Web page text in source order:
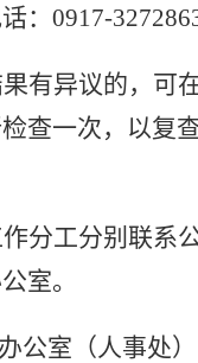
： 0917-
有异议的，可
查一次，以复
分工分别联系
室。
公室 （人事处）